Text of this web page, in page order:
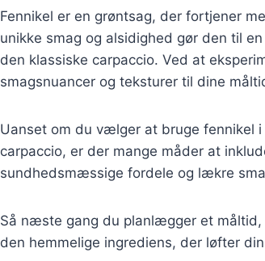
Fennikel er en grøntsag, der fortjener
unikke smag og alsidighed gør den til
den klassiske carpaccio. Ved at
smagsnuancer og teksturer til dine
Uanset om du vælger at bruge fennikel
carpaccio, er der mange måder at
sundhedsmæssige fordele og lækre
Så næste gang du planlægger et
den hemmelige ingrediens, der løfter